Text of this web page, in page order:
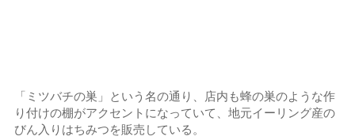
「ミツバチの巣」という名の通り、店内も蜂の巣のような作
り付けの棚がアクセントになっていて、地元イーリング産の
びん入りはちみつを販売している。